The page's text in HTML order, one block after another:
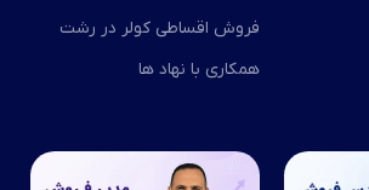
فروش اقساطی کولر در رشت
همکاری با نهاد ها